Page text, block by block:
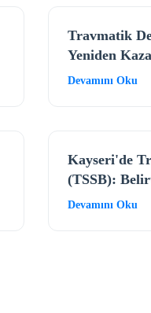
Travmatik
Yeniden
Devamını Oku
Kayseri'de
(TSSB):
Devamını Oku